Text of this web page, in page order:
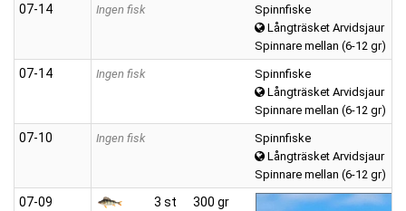
07‑14 Ingen fisk
Spinnfiske
Långträsket Arvidsjaur
Spinnare mellan (6-12 gr)
07‑14 Ingen fisk
Spinnfiske
Långträsket Arvidsjaur
Spinnare mellan (6-12 gr)
07‑10 Ingen fisk
Spinnfiske
Långträsket Arvidsjaur
Spinnare mellan (6-12 gr)
07‑09
3 st
300 gr